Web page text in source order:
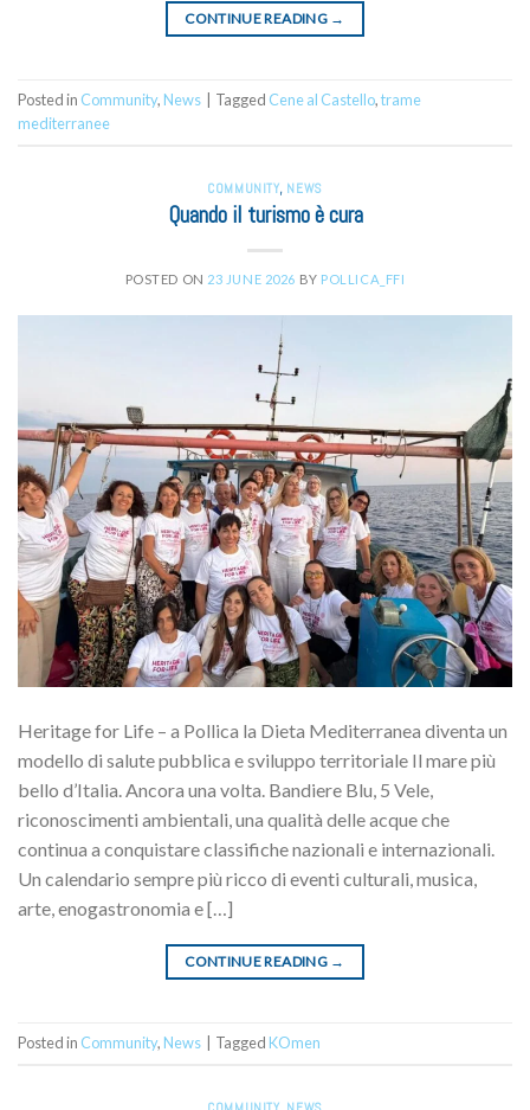
CONTINUE READING →
Posted in Community, News Tagged Cene al Castello,trame
mediterranee
COMMUNITY, NEWS
Quando il turismo è cura
POSTED ON 23 JUNE 2026 BY POLLICA_FFI
Heritage for Life – a Pollica la Dieta Mediterranea diventa un
modello di salute pubblica e sviluppo territoriale Il mare più
bello d’Italia. Ancora una volta. Bandiere Blu, 5 Vele,
riconoscimenti ambientali, una qualità delle acque che
continua a conquistare classifiche nazionali e internazionali.
Un calendario sempre più ricco di eventi culturali, musica,
arte, enogastronomia e […]
CONTINUE READING →
Posted in Community, News Tagged KOmen